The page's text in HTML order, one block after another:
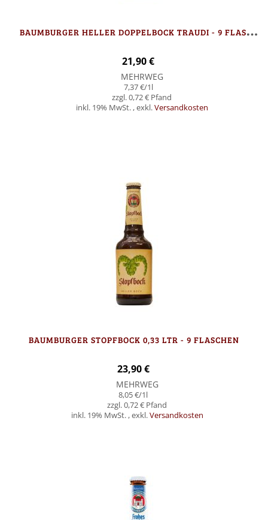
B
AUMBURGER HELLER DOPPELBOCK TRAUDI - 9 FLASCHEN
21,90 €
MEHRWEG
7,37 €/1l
0,72 €
inkl. 19% MwSt. ,exkl.Versandkosten
BAUMBURGER STOPFBOCK 0,33 LTR - 9 FLASCHEN
23,90 €
MEHRWEG
8,05 €/1l
0,72 €
inkl. 19% MwSt. ,exkl.Versandkosten